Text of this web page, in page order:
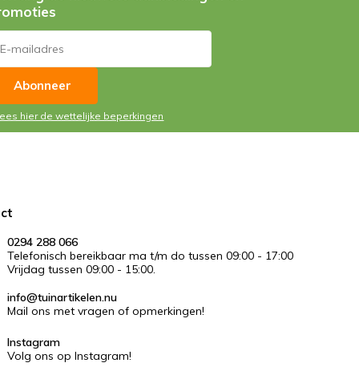
Door
beoordeling
5 / 5
DoorSjannie B.- 21-05-2022
5 / 5
beoordeling
beoordeling
5 / 5
Abonneer
hier de wettelijke beperkingen
0294 288 066
Telefonisch bereikbaar ma t/m do tussen 09:00 - 17:00
Vrijdag tussen 09:00 - 15:00.
info@tuinartikelen.nu
Mail ons met vragen of opmerkingen!
Instagram
Volg ons op Instagram!